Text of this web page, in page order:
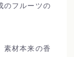
のフルーツの
素材本来の香